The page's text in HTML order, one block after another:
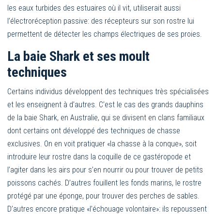
les eaux turbides des estuaires où il vit, utiliserait aussi
l’électroréception passive: des récepteurs sur son rostre lui
permettent de détecter les champs électriques de ses proies.
La baie Shark et ses moult
techniques
Certains individus développent des techniques très spécialisées
et les enseignent à d’autres. C’est le cas des grands dauphins
de la baie Shark, en Australie, qui se divisent en clans familiaux
dont certains ont développé des techniques de chasse
exclusives. On en voit pratiquer «la chasse à la conque», soit
introduire leur rostre dans la coquille de ce gastéropode et
l’agiter dans les airs pour s’en nourrir ou pour trouver de petits
poissons cachés. D’autres fouillent les fonds marins, le rostre
protégé par une éponge, pour trouver des perches de sables.
D’autres encore pratique «l’échouage volontaire»: ils repoussent